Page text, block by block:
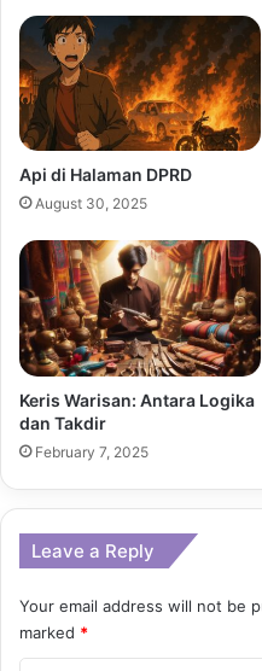
Api di Halaman DPRD
August 30, 2025
Keris Warisan: Antara Logika
dan Takdir
February 7, 2025
Leave a Reply
Your email address will not be
marked *